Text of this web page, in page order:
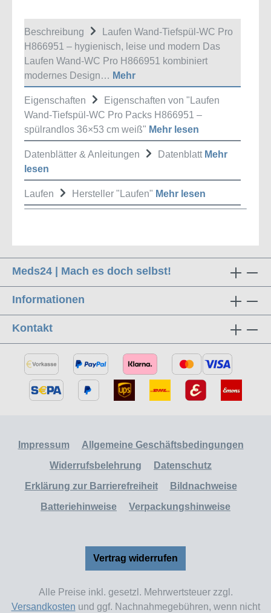
Beschreibung
Laufen Wand-Tiefspül-WC Pro
H866951 – hygienisch, leise und modern Das
Laufen Wand-WC Pro H866951 kombiniert
modernes Design… Mehr
Eigenschaften
Eigenschaften von "Laufen
Wand-Tiefspül-WC Pro Packs H866951 –
spülrandlos 36×53 cm weiß" Mehr lesen
Datenblätter & Anleitungen Datenblatt Mehr
lesen
Laufen Hersteller "Laufen" Mehr lesen
Meds24 | Mach es doch selbst!
Informationen
Kontakt
Impressum
Allgemeine Geschäftsbedingungen
Widerrufsbelehrung
Datenschutz
Erklärung zur Barrierefreiheit
Bildnachweise
Batteriehinweise
Verpackungshinweise
Vertrag widerrufen
Alle Preise inkl. gesetzl. Mehrwertsteuer zzgl.
Versandkosten und ggf. Nachnahmegebühren, wenn nicht